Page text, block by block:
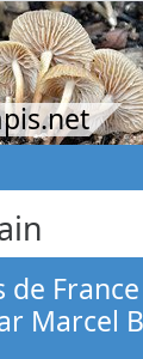
de
Marcel